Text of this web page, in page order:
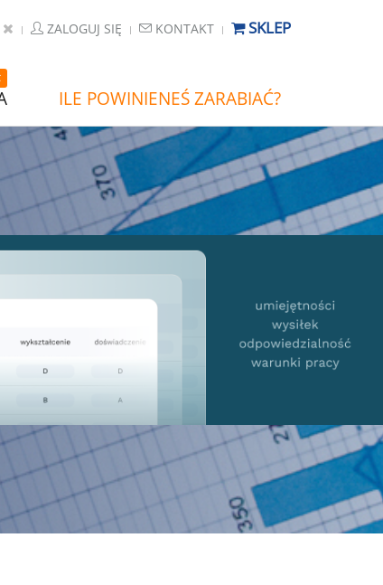
ZALOGUJ SIĘ KONTAKT SKLEP
ILE POWINIENEŚ ZARABIAĆ?